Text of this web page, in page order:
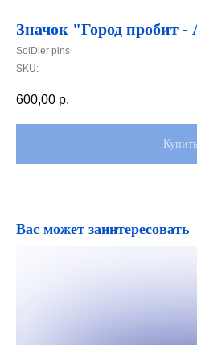
Значок "Город пробит -
SolDier pins
SKU:
600,00 р.
Купить
Вас может заинтересовать